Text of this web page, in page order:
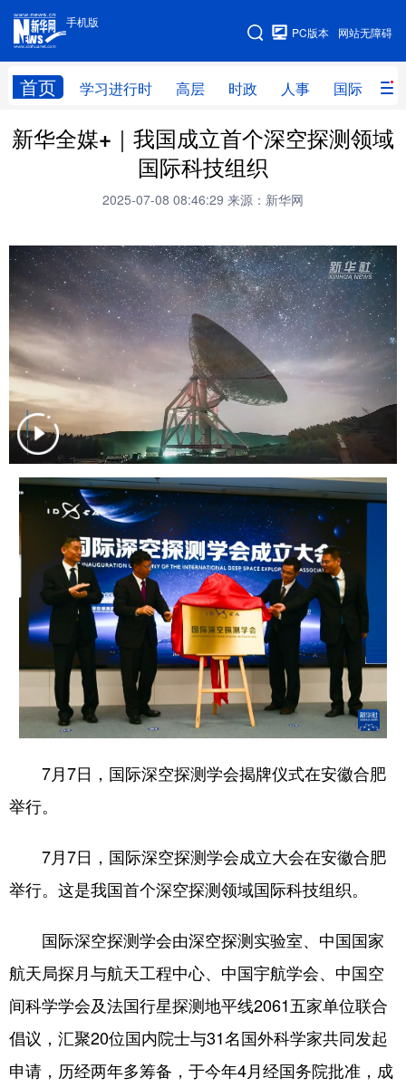
手机版
网站无障碍
PC版本
首页 学习进行时 高层 时政 人事 国际 财
手机版
网站地图
学习进行时 高层 时政 人事
财经 网评
全球连线
科技 科创 量子 体育
文化 书画 健康 军事
访谈 视频 图片 政务
法律 中央文件 金融 汽车
食品 人居 信息化
学术中国 乡村振兴 银龄 溯源中国
城市 旅游 能源 会展
彩票 娱乐 时尚 悦读
公益 一带一路 亚太网 上市公司
文化产业
地方频道
北京 天津 河北 山西
辽宁 吉林 上海 江苏
浙江 安徽 福建 江西
广东 广西 海南 重庆
四川 贵州 云南 西藏
陕西 甘肃 青海 宁夏
新疆 内蒙古 黑龙江
多语种频道
English Español Français عربى
新华全媒+｜我国成立首个深空探测领域
国际科技组织
2025-07-08 08:46:29 来源：新华网
7月7日，国际深空探测学会揭牌仪式在安徽合肥
举行。
7月7日，国际深空探测学会成立大会在安徽合肥
举行。这是我国首个深空探测领域国际科技组织。
国际深空探测学会由深空探测实验室、中国国家
航天局探月与航天工程中心、中国宇航学会、中国空
间科学学会及法国行星探测地平线2061五家单位联合
倡议，汇聚20位国内院士与31名国外科学家共同发起
申请，历经两年多筹备，于今年4月经国务院批准，成